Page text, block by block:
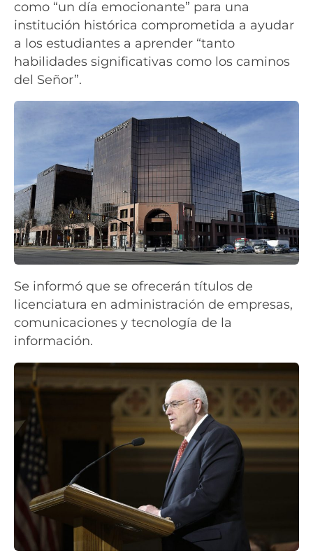
como “un día emocionante” para una
institución histórica comprometida a ayudar
a los estudiantes a aprender “tanto
habilidades significativas como los caminos
del Señor”.
Se informó que se ofrecerán títulos de
licenciatura en administración de empresas,
comunicaciones y tecnología de la
información.